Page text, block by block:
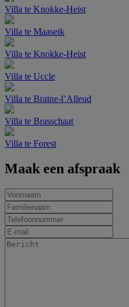
Villa te Knokke-Heist
Villa te Maaseik
Villa te Knokke-Heist
Villa te Uccle
Villa te Braine-l’Alleud
Villa te Brasschaat
Villa te Forest
Maak een afspraak